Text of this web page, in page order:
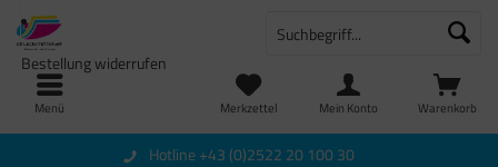
Menü Warenkorb
Merkzettel
Bestellung widerrufen
Mein Konto
Hotline +43 (0)2522 20 100 30